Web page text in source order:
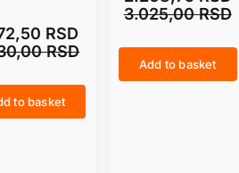
RSD
RSD
to basket
3.025,00RSD
Add to basket